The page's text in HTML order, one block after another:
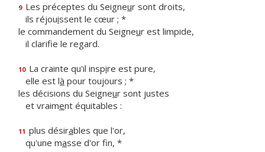
9 Les préceptes du Seigneur sont droits,
ils réjouissent le cœur ; *
le commandement du Seigneur est limpide,
il clarife le regard.
10 La crainte qu'il inspire est pure,
elle est là pour toujours ; *
les décisions du Seigneur sont justes
et vraiment équitables :
11 plus désirables que l'or,
qu'une masse d'or fin, *